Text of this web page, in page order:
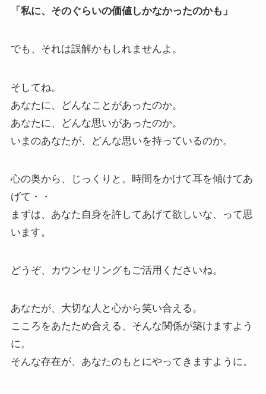
「私に、そのぐらいの価値しかなかったのかも」
でも、それは誤解かもしれませんよ。
そしてね。
あなたに、どんなことがあったのか。
あなたに、どんな思いがあったのか。
いまのあなたが、どんな思いを持っているのか。
心の奥から、じっくりと。時間をかけて耳を傾けてあ
げて・・
まずは、あなた自身を許してあげて欲しいな、って思
います。
どうぞ、カウンセリングもご活用くださいね。
あなたが、大切な人と心から笑い合える。
こころをあたため合える、そんな関係が築けますよう
に。
そんな存在が、あなたのもとにやってきますように。